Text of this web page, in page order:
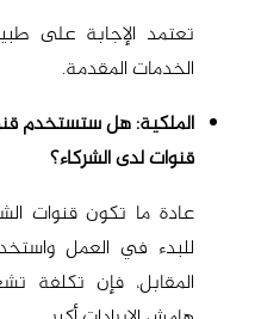
تعتمد الإجابة على
الخدمات المقدمة.
الملكية: هل ستستخدم
قنوات لدى الشركاء؟
عادة ما تكون قنوات
للبدء في العمل
المقابل، فإن تكلفة